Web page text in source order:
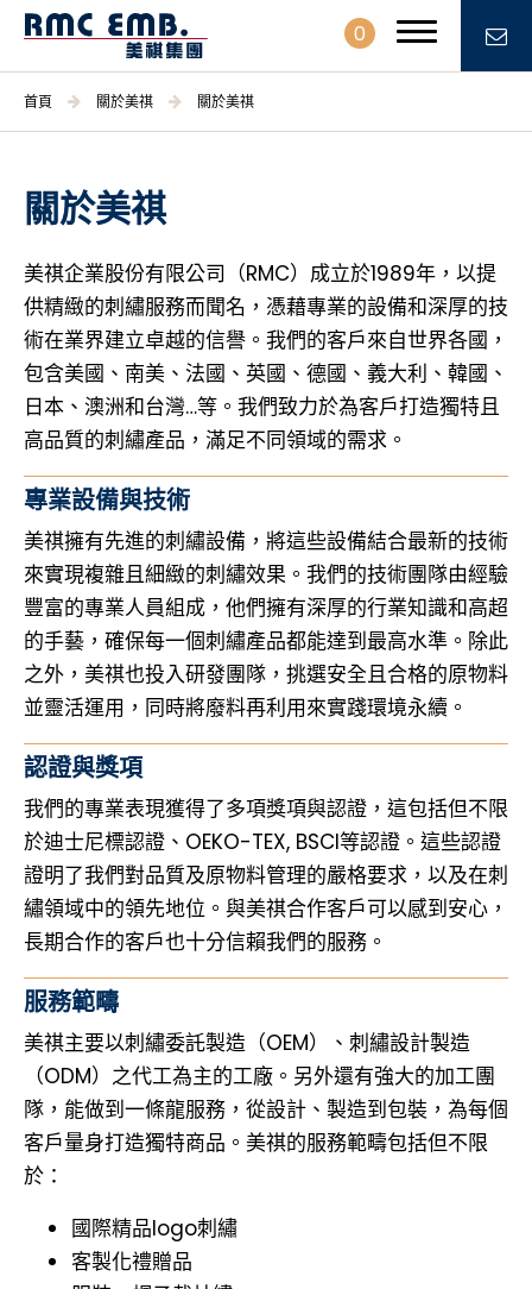
0
首頁 關於美祺 關於美祺
關於美祺
美祺企業股份有限公司（RMC）成立於1989年，以提
供精緻的刺繡服務而聞名，憑藉專業的設備和深厚的技
術在業界建立卓越的信譽。我們的客戶來自世界各國，
包含美國、南美、法國、英國、德國、義大利、韓國、
日本、澳洲和台灣…等。我們致力於為客戶打造獨特且
高品質的刺繡產品，滿足不同領域的需求。
專業設備與技術
美祺擁有先進的刺繡設備，將這些設備結合最新的技術
來實現複雜且細緻的刺繡效果。我們的技術團隊由經驗
豐富的專業人員組成，他們擁有深厚的行業知識和高超
的手藝，確保每一個刺繡產品都能達到最高水準。除此
之外，美祺也投入研發團隊，挑選安全且合格的原物料
並靈活運用，同時將廢料再利用來實踐環境永續。
認證與獎項
我們的專業表現獲得了多項獎項與認證，這包括但不限
於迪士尼標認證、OEKO-TEX, BSCI等認證。這些認證
證明了我們對品質及原物料管理的嚴格要求，以及在刺
繡領域中的領先地位。與美祺合作客戶可以感到安心，
長期合作的客戶也十分信賴我們的服務。
服務範疇
美祺主要以刺繡委託製造（OEM）、刺繡設計製造
（ODM）之代工為主的工廠。另外還有強大的加工團
隊，能做到一條龍服務，從設計、製造到包裝，為每個
客戶量身打造獨特商品。美祺的服務範疇包括但不限
於：
國際精品logo刺繡
客製化禮贈品
關於美祺
服務優勢
產品資訊
最新消息
聯絡我們
EN 繁中